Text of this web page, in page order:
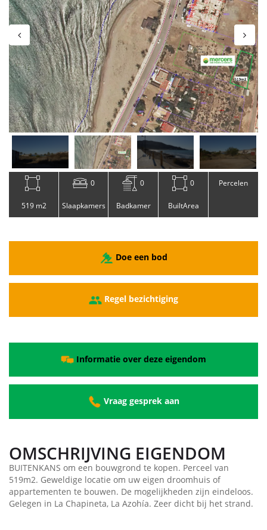
519 m2
0
Slaapkamers
0
Badkamer
0
BuiltArea
Percelen
Doe een bod
Regel bezichtiging
Informatie over deze eigendom
Vraag gesprek aan
OMSCHRIJVING EIGENDOM
BUITENKANS om een bouwgrond te kopen. Perceel van
519m2. Geweldige locatie om uw eigen droomhuis of
appartementen te bouwen. De mogelijkheden zijn eindeloos.
Gelegen in La Chapineta, La Azohía. Zeer dicht bij het strand.